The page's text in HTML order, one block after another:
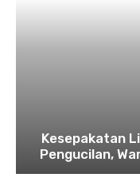
Kesepakatan
Pengucilan,